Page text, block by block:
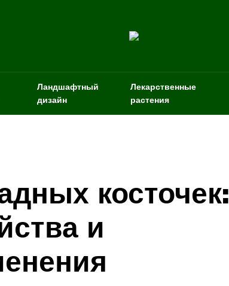
Ландшафтный
дизайн
Лекарственные
растения
косточек:
и